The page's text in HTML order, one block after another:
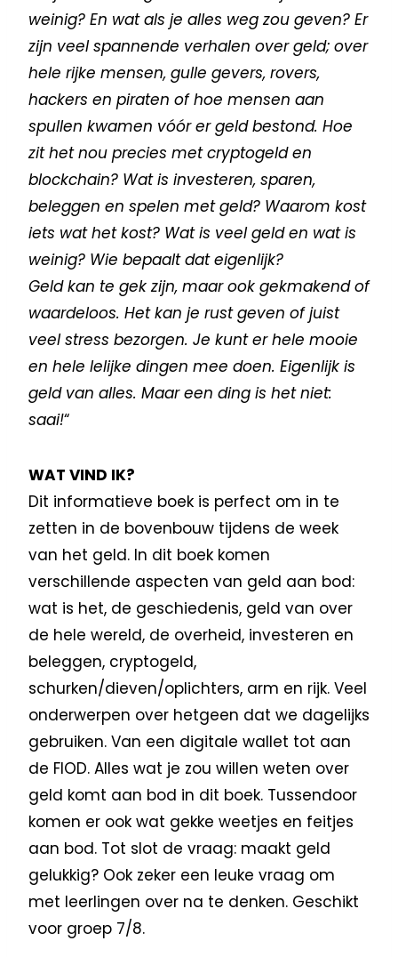
weinig? En wat als je alles weg zou geven? Er
zijn veel spannende verhalen over geld; over
hele rijke mensen, gulle gevers, rovers,
hackers en piraten of hoe mensen aan
spullen kwamen vóór er geld bestond. Hoe
zit het nou precies met cryptogeld en
blockchain? Wat is investeren, sparen,
beleggen en spelen met geld? Waarom kost
iets wat het kost? Wat is veel geld en wat is
weinig? Wie bepaalt dat eigenlijk?
Geld kan te gek zijn, maar ook gekmakend of
waardeloos. Het kan je rust geven of juist
veel stress bezorgen. Je kunt er hele mooie
en hele lelijke dingen mee doen. Eigenlijk is
geld van alles. Maar een ding is het niet:
saai!“
WAT VIND IK?
Dit informatieve boek is perfect om in te
zetten in de bovenbouw tijdens de week
van het geld. In dit boek komen
verschillende aspecten van geld aan bod:
wat is het, de geschiedenis, geld van over
de hele wereld, de overheid, investeren en
beleggen, cryptogeld,
schurken/dieven/oplichters, arm en rijk. Veel
onderwerpen over hetgeen dat we dagelijks
gebruiken. Van een digitale wallet tot aan
de FIOD. Alles wat je zou willen weten over
geld komt aan bod in dit boek. Tussendoor
komen er ook wat gekke weetjes en feitjes
aan bod. Tot slot de vraag: maakt geld
gelukkig? Ook zeker een leuke vraag om
met leerlingen over na te denken. Geschikt
voor groep 7/8.